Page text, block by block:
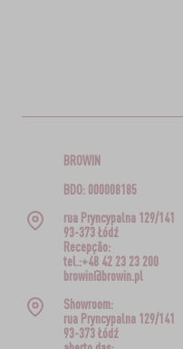
BROWIN
BDO: 000008185
rua Pryncypalna 129/141
93-373 Łódź
Recepção:
tel.:+48 42 23 23 200
browin@browin.pl
Showroom:
rua Pryncypalna 129/141
93-373 Łódź